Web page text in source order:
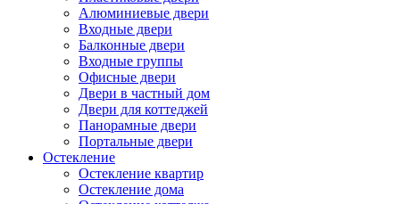
Алюминиевые двери
Входные двери
Балконные двери
Входные группы
Офисные двери
Двери в частный дом
Двери для коттеджей
Панорамные двери
Портальные двери
Остекление
Остекление квартир
Остекление дома